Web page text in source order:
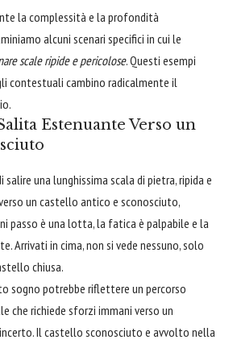
la complessità e la profondità
alcuni scenari specifici in cui le
scale ripide e pericolose. Questi esempi
contestuali cambino radicalmente il
Estenuante Verso un
una lunghissima scala di pietra, ripida e
un castello antico e sconosciuto,
passo è una lotta, la fatica è palpabile e la
Arrivati in cima, non si vede nessuno, solo
chiusa.
sogno potrebbe riflettere un percorso
che richiede sforzi immani verso un
Il castello sconosciuto e avvolto nella